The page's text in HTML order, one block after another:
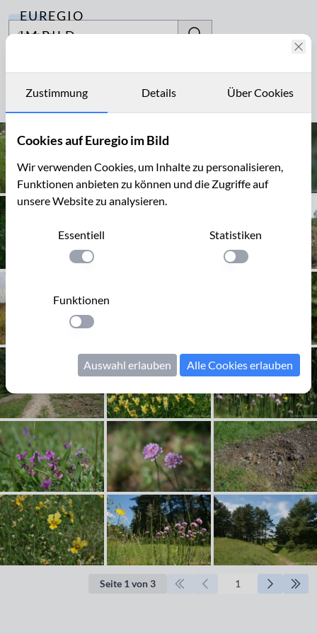
EUREGIO
IM BILD
Archiv
Kontakt
Archiv
Seite 1 von 3
Zustimmung Details Über Cookies
Cookies auf Euregio im Bild
Wir verwenden Cookies, um Inhalte zu personalisieren,
Funktionen anbieten zu können und die Zugriffe auf
unsere Website zu analysieren.
Essentiell
Einstellung anwenden
Statistiken
Einstellung
Funktionen
Einstellung anwenden
Auswahl erlauben Alle Cookies erlauben